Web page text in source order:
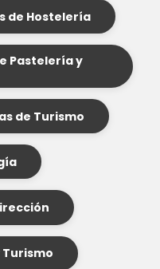
de Hostelería
Pastelería y
de Turismo